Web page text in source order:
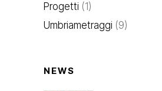
Progetti (1)
Umbriametraggi (9)
NEWS